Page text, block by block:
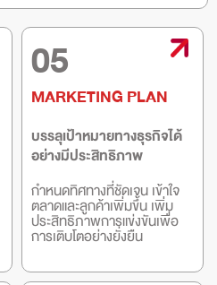
05
MARKETING PLAN
บรรลุเป้าหมายทางธุรกิจได้
อย่างมีประสิทธิภาพ
กำหนดทิศทางที่ชัดเจน เข้าใจ
ตลาดและลูกค้าเพิ่มขึ้น เพิ่ม
ประสิทธิภาพการแข่งขันเพื่อ
การเติบโตอย่างยั่งยืน